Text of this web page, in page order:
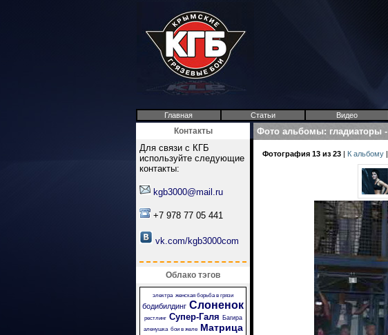
Главная
Статьи Видео
Контакты
Для связи с КГБ
используйте следующие
контакты:
kgb3000@mail.ru
+7 978 77 05 441
vk.com/kgb3000com
Облако тэгов
электра женская борьба в грязи
бодибилдинг Слоненок
рестлинг Супер-Галя Багира
аленушка бои в желе Матрица
Фото альбомы: гладиаторы -
Фотография 13 из 23 | К альбому |